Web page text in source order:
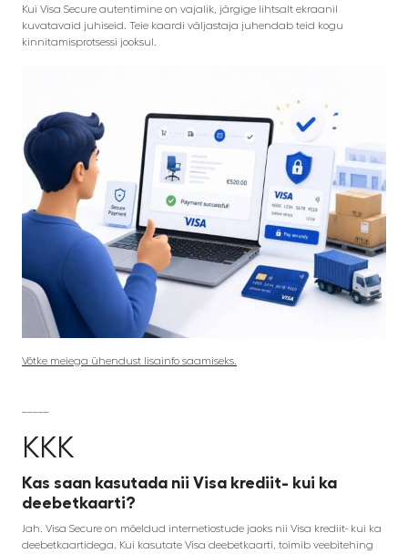
Kui Visa Secure autentimine on vajalik, järgige lihtsalt ekraanil
kuvatavaid juhiseid. Teie kaardi väljastaja juhendab teid kogu
kinnitamisprotsessi jooksul.
Võtke meiega ühendust lisainfo saamiseks.
KKK
Kas saan kasutada nii Visa krediit- kui ka
deebetkaarti?
Jah. Visa Secure on mõeldud internetiostude jaoks nii Visa krediit- kui ka
deebetkaartidega. Kui kasutate Visa deebetkaarti, toimib veebitehing